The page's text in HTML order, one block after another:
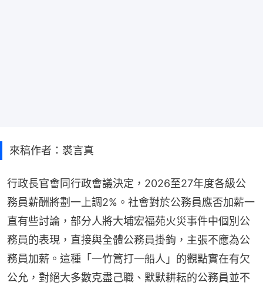
來稿作者：裘言真
行政長官會同行政會議決定，2026至27年度各級公
務員薪酬將劃一上調2%。社會對於公務員應否加薪一
直有些討論，部分人將大埔宏福苑火災事件中個別公
務員的表現，直接與全體公務員掛鉤，主張不應為公
務員加薪。這種「一竹篙打一船人」的觀點實在有欠
公允，對絕大多數克盡己職、默默耕耘的公務員並不